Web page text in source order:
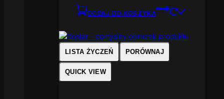
DODAJ DO KOSZYKA
LISTA ŻYCZEŃ PORÓWNAJ
QUICK VIEW